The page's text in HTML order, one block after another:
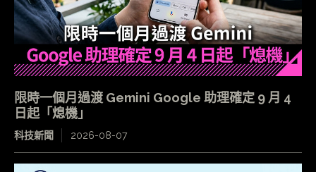
限時一個月過渡 Gemini Google 助理確定 9 月 4
日起「熄機」
科技新聞 2026-08-07